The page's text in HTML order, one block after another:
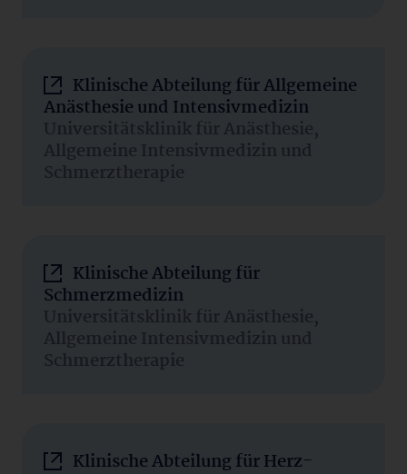
Klinische Abteilung für Allgemeine
Anästhesie und Intensivmedizin
Universitätsklinik für Anästhesie,
Allgemeine Intensivmedizin und
Schmerztherapie
Klinische Abteilung für
Schmerzmedizin
Universitätsklinik für Anästhesie,
Allgemeine Intensivmedizin und
Schmerztherapie
Klinische Abteilung für Herz-